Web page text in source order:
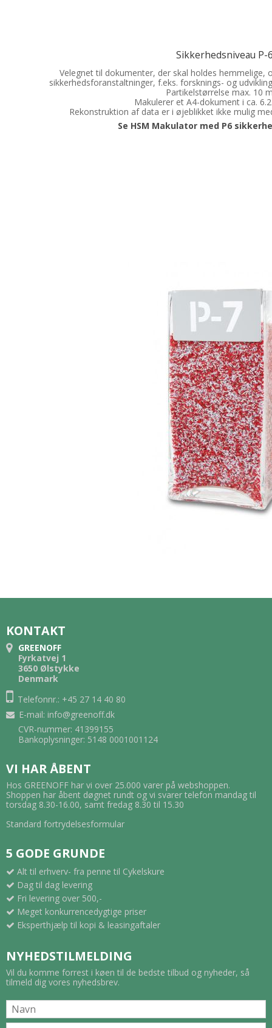
Sikkerhedsniveau P-
Velegnet til dokumenter, der skal holdes
sikkerhedsforanstaltninger, f.eks. forsknings- og
Partikelstørrelse max. 10
Makulerer et A4-dokument i ca.
Rekonstruktion af data er i øjeblikket ikke mulig
Se HSM Makulator med P6
KONTAKT
GREENOFF
Fyrkatvej 1
3650 Ølstykke
Denmark
Telefonnr.: +45 27 14 40 80
E-mail: info@greenoff.dk
CVR-nummer: 41399155
Bankoplysninger: 5148 0001001124
VI HAR ÅBENT
Hos GREENOFF har vi over 25.000 varer på webshoppen.
Shoppen har åbent døgnet rundt og vi svarer telefon mandag til
torsdag 8.30-16.00, samt fredag 8.30 til 15.30
Standard fortrydelsesformular
5 GODE GRUNDE
Alt til erhverv- fra penne til Cykelskure
Dag til dag levering
Fri levering over 500,-
Meget konkurrencedygtige priser
Eksperthjælp til kopi & leasingaftaler
NYHEDSTILMELDING
Vil du komme forrest i køen til de bedste tilbud og nyheder, så
tilmeld dig vores nyhedsbrev.